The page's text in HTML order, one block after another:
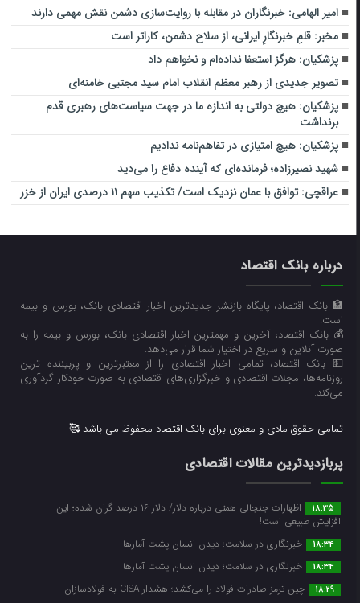
امیر الهامی: خبرنگاران در مقابله با روایت‌سازی دشمن نقش مهمی دارند
مخبر: قلمِ خبرنگارِ ایرانی، از سلاح دشمن، کاراتر است
پزشکیان: هرگز استعفا نداده‌ام و نخواهم داد
تصویر جدیدی از رهبر معظم انقلاب امام سید مجتبی خامنه‌ای
پزشکیان: هیچ دولتی به اندازه ما در جهت سیاست‌های رهبری قدم
برنداشت
پزشکیان: هیچ امتیازی در تفاهم‌نامه ندادیم
شهید نصیرزاده؛ فرمانده‌ای که آینده دفاع را می‌دید
عراقچی: توافق با عمان نزدیک است/ تکذیب سهم ۱۱ درصدی ایران از خزر
درباره بانک اقتصاد
🏦 بانک اقتصاد، پایگاه بازنشر جدیدترین اخبار اقتصادی بانک، بورس و بیمه
است.
💰 بانک اقتصاد، آخرین و مهمترین اخبار اقتصادی بانک، بورس و بیمه را به
صورت آنلاین و سریع در اختیار شما قرار می‌‌دهد.
💵 بانک اقتصاد، تمامی اخبار اقتصادی را از معتبرترین و پربیننده ترین
روزنامه‌ها، مجلات اقتصادی و خبرگزاری‌های اقتصادی به صورت خودکار گردآوری
می‌کند.
تمامی حقوق مادی و معنوی برای بانک اقتصاد محفوظ می باشد 🥰
پربازدیدترین مقالات اقتصادی
18:35
اظهارات جنجالی همتی درباره دلار/ دلار ۱۶ درصد گران شده؛ این
افزایش طبیعی است!
18:34 خبرنگاری در سلامت؛ دیدن انسان پشت آمارها
18:34 خبرنگاری در سلامت؛ دیدن انسان پشت آمارها
18:29 چین ترمز صادرات فولاد را می‌کشد؛ هشدار CISA به فولادسازان